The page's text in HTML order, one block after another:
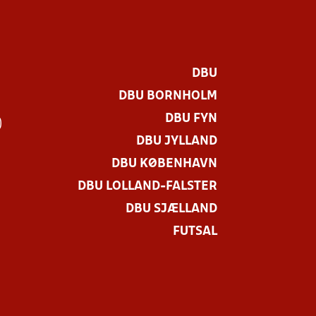
DBU
DBU BORNHOLM
DBU FYN
DBU JYLLAND
DBU KØBENHAVN
DBU LOLLAND-FALSTER
DBU SJÆLLAND
FUTSAL